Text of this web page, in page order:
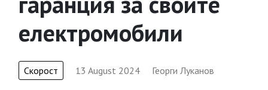
електромобили
Скорост 13 August 2024 Георги Луканов